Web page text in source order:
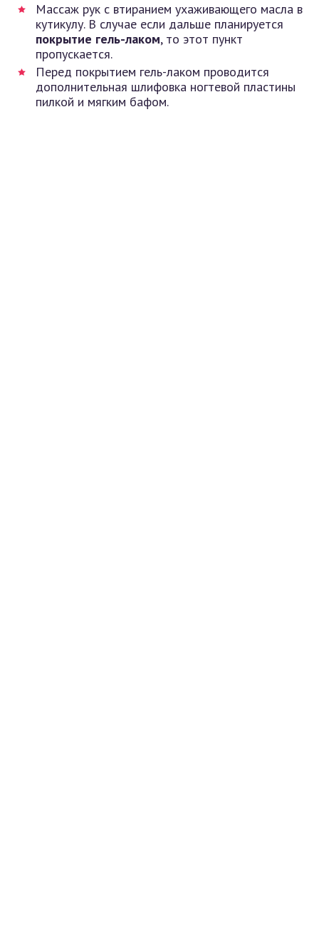
Массаж рук с втиранием ухаживающего масла в
кутикулу. В случае если дальше планируется
покрытие гель-лаком, то этот пункт
пропускается.
Перед покрытием гель-лаком проводится
дополнительная шлифовка ногтевой пластины
пилкой и мягким бафом.